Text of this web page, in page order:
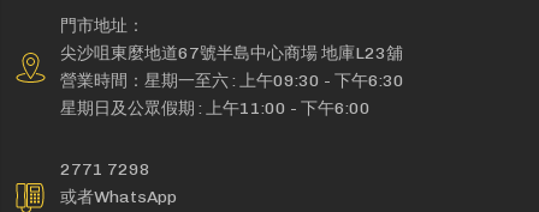
門市地址：
尖沙咀東麼地道67號半島中心商場 地庫L23舖
營業時間：星期一至六 : 上午09:30 - 下午6:30
星期日及公眾假期 : 上午11:00 - 下午6:00
2771 7298
或者WhatsApp